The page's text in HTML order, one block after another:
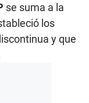
se suma a la
los
y que